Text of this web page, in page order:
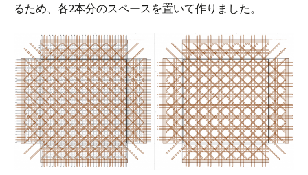
るため、各2本分のスペースを置いて作りました。